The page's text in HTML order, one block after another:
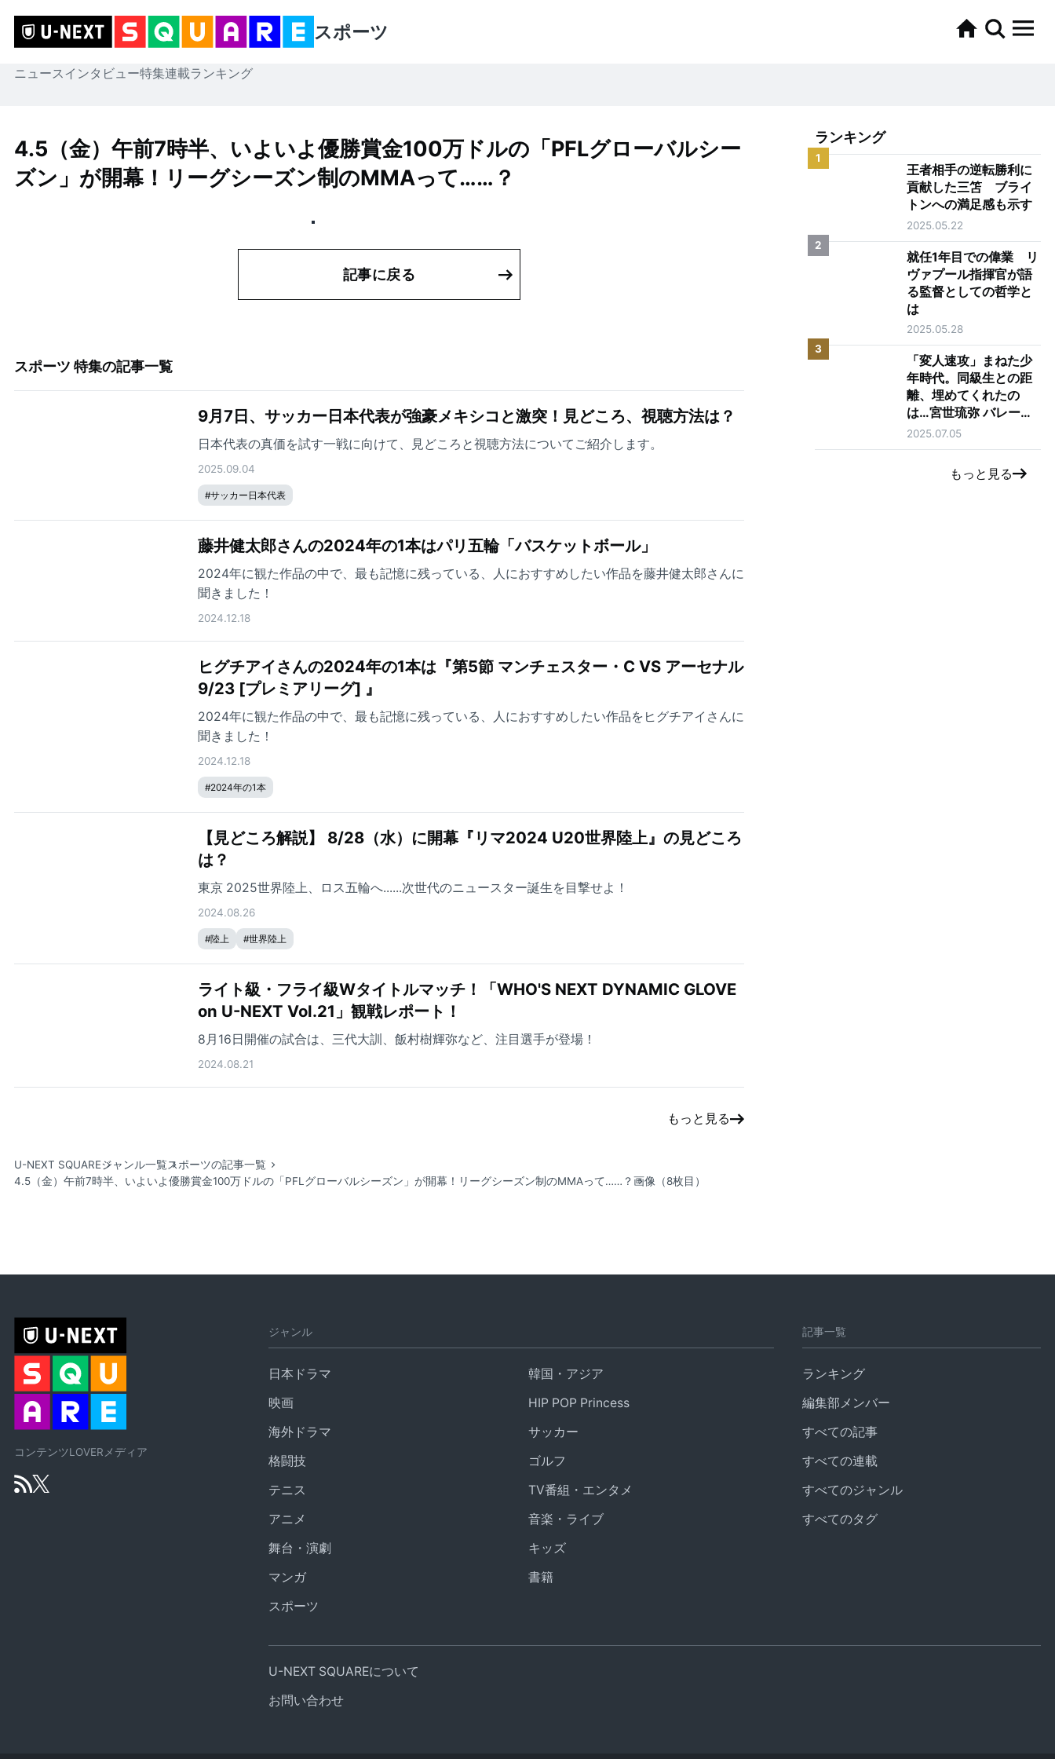
スポーツ
ニュースインタビュー特集連載ランキング
4.5（金）午前7時半、いよいよ優勝賞金100万ドルの「PFLグローバルシー
ズン」が開幕！リーグシーズン制のMMAって……？
記事に戻る
スポーツ 特集の記事一覧
9月7日、サッカー日本代表が強豪メキシコと激突！見どころ、視聴方法は？
日本代表の真価を試す一戦に向けて、見どころと視聴方法についてご紹介します。
2025.09.04
#サッカー日本代表
藤井健太郎さんの2024年の1本はパリ五輪「バスケットボール」
2024年に観た作品の中で、最も記憶に残っている、人におすすめしたい作品を藤井健太郎さんに
聞きました！
2024.12.18
ヒグチアイさんの2024年の1本は『第5節 マンチェスター・C VS アーセナル
9/23 [プレミアリーグ] 』
2024年に観た作品の中で、最も記憶に残っている、人におすすめしたい作品をヒグチアイさんに
聞きました！
2024.12.18
#2024年の1本
【見どころ解説】 8/28（水）に開幕『リマ2024 U20世界陸上』の見どころ
は？
東京 2025世界陸上、ロス五輪へ......次世代のニュースター誕生を目撃せよ！
2024.08.26
#陸上 #世界陸上
ライト級・フライ級Wタイトルマッチ！「WHO'S NEXT DYNAMIC GLOVE
on U-NEXT Vol.21」観戦レポート！
8月16日開催の試合は、三代大訓、飯村樹輝弥など、注目選手が登場！
2024.08.21
もっと見る
U-NEXT SQUAREジャンル一覧スポーツの記事一覧
4.5（金）午前7時半、いよいよ優勝賞金100万ドルの「PFLグローバルシーズン」が開幕！リーグシーズン制のMMAって……？画像（8枚目）
ランキング
1
王者相手の逆転勝利に
貢献した三笘 ブライ
トンへの満足感も示す
2025.05.22
2
就任1年目での偉業 リ
ヴァプール指揮官が語
る監督としての哲学と
は
2025.05.28
3
「変人速攻」まねた少
年時代。同級生との距
離、埋めてくれたの
は…宮世琉弥 バレーボ
ールへの愛
2025.07.05
もっと見る
コンテンツLOVERメディア
ジャンル
日本ドラマ
韓国・アジア
映画
HIP POP Princess
海外ドラマ
サッカー
格闘技
ゴルフ
テニス
TV番組・エンタメ
アニメ
音楽・ライブ
舞台・演劇
キッズ
マンガ
書籍
スポーツ
記事一覧
ランキング
編集部メンバー
すべての記事
すべての連載
すべてのジャンル
すべてのタグ
U-NEXT SQUAREについて
お問い合わせ